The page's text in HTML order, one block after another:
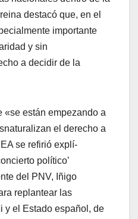
destacó que, en el
importante
y sin
a decidir de la
«se están empezando a
el derecho a
se refirió explí­
polí­tico’
del PNV, Iñigo
replantear las
y el Estado español, de